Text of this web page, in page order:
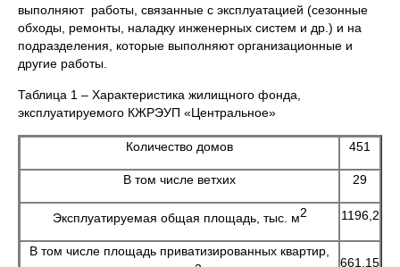
выполняют работы, связанные с эксплуатацией (сезонные
обходы, ремонты, наладку инженерных систем и др.) и на
подразделения, которые выполняют организационные и
другие работы.
Таблица 1 – Характеристика жилищного фонда,
эксплуатируемого КЖРЭУП «Центральное»
Количество домов 451
В том числе ветхих 29
Эксплуатируемая общая площадь, тыс. м2 1196,2
В том числе площадь приватизированных квартир,
661,15